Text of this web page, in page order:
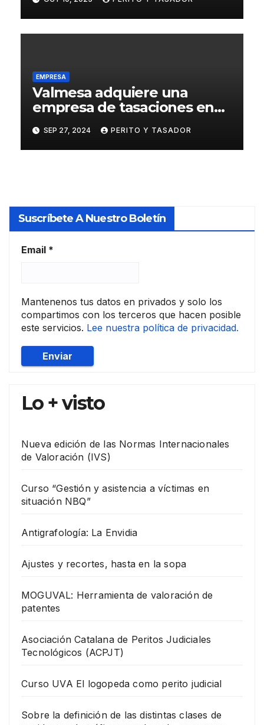
EMPRESA
Valmesa adquiere una
empresa de tasaciones en
SEP 27, 2024 PERITO Y TASADOR
Suscríbete A Nuestro Boletín
Email *
Mantenenos tus datos en privados y solo los
compartimos con los terceros que hacen posible
este servicios. Lee nuestra política de privacidad.
Lo + visto
Nueva edición de las Normas Internacionales
de Valoración (IVS)
Curso “Gestión y asistencia a víctimas en
situación NBQ”
Antigrafología: La Envidia
Ajustes y recortes, hasta en la sopa
MOGUVAL: Herramienta de valoración de
patentes
Asociación Catalana de Peritos Judiciales
Tecnológicos (ACPJT)
Curso UVA El logopeda como perito judicial
Sobre la definición de las distintas clases de